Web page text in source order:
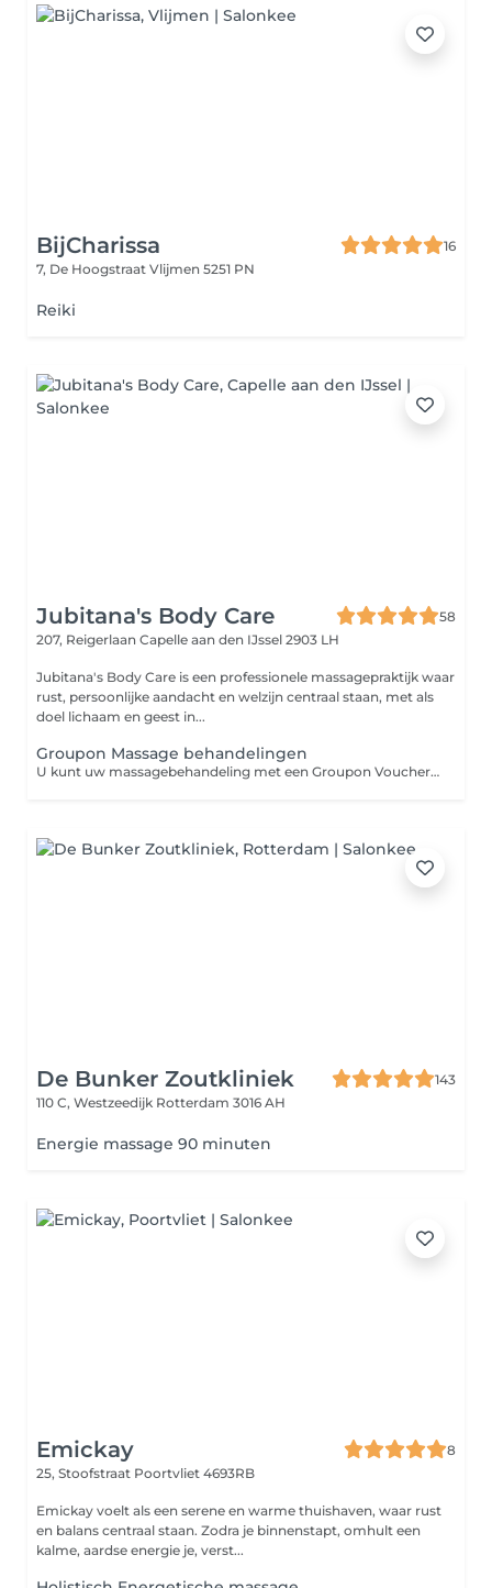
BijCharissa
16
7, De Hoogstraat Vlijmen 5251 PN
Reiki
Jubitana's Body Care
58
207, Reigerlaan Capelle aan den IJssel 2903 LH
Jubitana's Body Care is een professionele massagepraktijk waar
rust, persoonlijke aandacht en welzijn centraal staan, met als
doel lichaam en geest in...
Groupon Massage behandelingen
U kunt uw massagebehandeling met een Groupon Voucher hier inboeken. (Enkel mogelijk voor nieuwe klanten!!!) Let op een Groupon Voucher is enkel eenmalig te gebruiken per persoon. (ter kennismaking met ons bedrijf) mocht u meer vouchers hebben aangeschaft kan dit gebruikt worden met korting op het voltarief. Wel kunt u andere vouchers cadeau geven let wel op bij het boeken dat u deze inboekt voor de andere persoon! In verband met dossiervorming. Groupon inwisselen kan enkel op de vrijdagen op andere dagen wordt er geen deals meer aangenomen mocht u niet anders kunnen dan betaalt u volledige tarief op de andere dagen of u kunt dit tegen extra betaling inwisselen met een Groupon voucher! Alle afspraken na 21 april 2026 zullen worden ingepland op de vrijdag of de zondag. Ook vanaf 1 juli worden er geen Groupon boekingen meer geaccepteerd! Omdat de campagne inmiddels is verlopen en andere vormen van massages worden belicht. Mocht u recent een groupon voucher hebben aangekocht dan kunt u bij Groupon teruggave van uw aankoop aanvragen. U hoeft tijdens het boeken nog geen voucher code in te vullen u scant de QR of barcode bij binnenkomst van de massagepraktijk. * Mocht u geen beschikbare plek vinden op korte termijn dan kunt u voor kiezen om bij des betreffende partij (Groupon) binnen 14 dagen uw voucher te retourneren en krijgt u teruggave van uw aankoop. (uw voucher is 6 maanden geldig bij aankoop!)
De Bunker Zoutkliniek
143
110 C, Westzeedijk Rotterdam 3016 AH
Energie massage 90 minuten
Emickay
8
25, Stoofstraat Poortvliet 4693RB
Emickay voelt als een serene en warme thuishaven, waar rust
en balans centraal staan. Zodra je binnenstapt, omhult een
kalme, aardse energie je, verst...